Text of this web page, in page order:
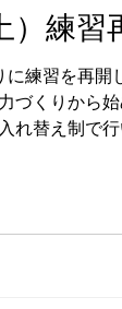
）練習
に練習を再開
づくりから
れ替え制